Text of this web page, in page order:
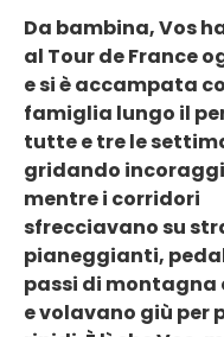
Da bambina, Vos
al Tour de France
e si è accampata
famiglia lungo il
tutte e tre le
gridando
mentre i corridori
sfrecciavano su
pianeggianti,
passi di montagna
e volavano giù per